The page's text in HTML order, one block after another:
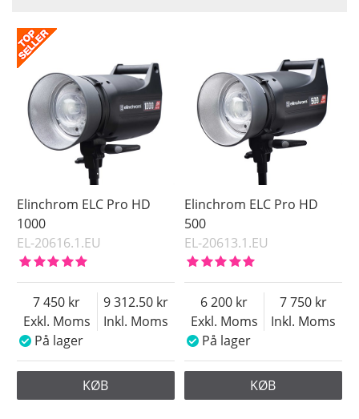
Pris
På lager
Elinchrom ELC Pro HD
1000
EL-20616.1.EU
Exkl. Moms
7 450
Inkl. Moms
9 312.50
På lager
KØB
Elinchrom ELC Pro HD
500
EL-20613.1.EU
Exkl. Moms
6 200
Inkl. Moms
7 750
På lager
KØB